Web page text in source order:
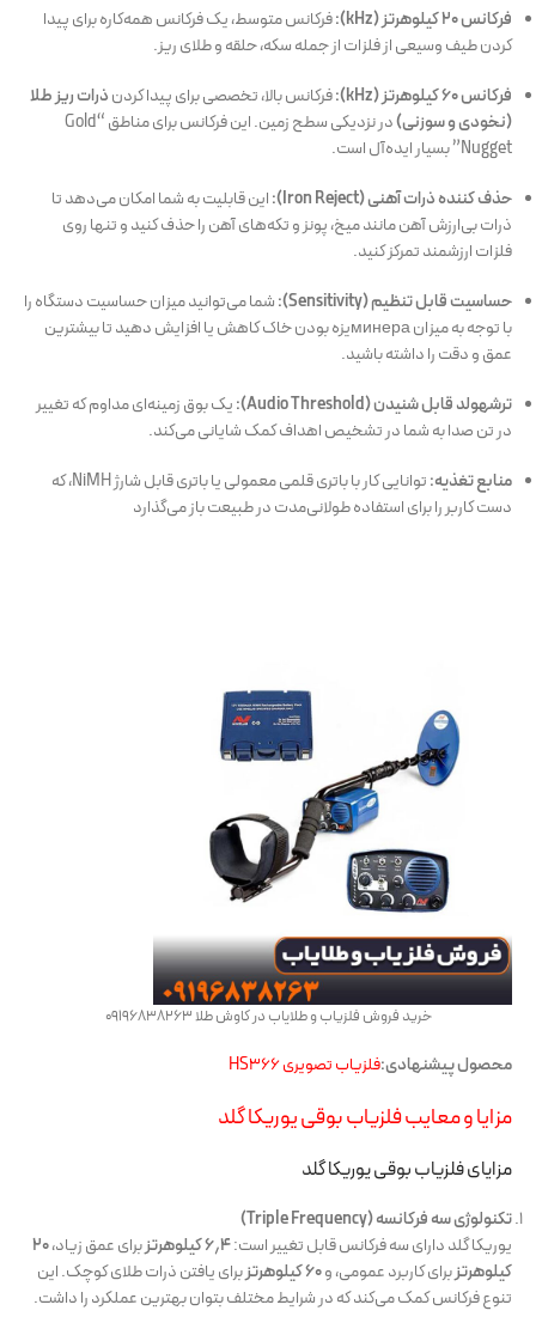
فرکانس ۲۰ کیلوهرتز (kHz):
فرکانس متوسط، یک فرکانس همه‌کاره برای پیدا
کردن طیف وسیعی از فلزات از جمله سکه، حلقه و طلای ریز.
فرکانس ۶۰ کیلوهرتز (kHz):
فرکانس بالا، تخصصی برای پیدا کردنذرات ریز طلا
(نخودی و سوزنی)
در نزدیکی سطح زمین. این فرکانس برای مناطق “Gold
Nugget” بسیار ایده‌آل است.
حذف کننده ذرات آهنی (Iron Reject):
این قابلیت به شما امکان می‌دهد تا
ذرات بی‌ارزش آهن مانند میخ، پونز و تکه‌های آهن را حذف کنید و تنها روی
فلزات ارزشمند تمرکز کنید.
حساسیت قابل تنظیم (Sensitivity):
شما می‌توانید میزان حساسیت دستگاه را
با توجه به میزان минераیزه بودن خاک کاهش یا افزایش دهید تا بیشترین
عمق و دقت را داشته باشید.
ترشهولد قابل شنیدن (Audio Threshold):
یک بوق زمینه‌ای مداوم که تغییر
در تن صدا به شما در تشخیص اهداف کمک شایانی می‌کند.
منابع تغذیه:
توانایی کار با باتری قلمی معمولی یا باتری قابل شارژ NiMH، که
دست کاربر را برای استفاده طولانی‌مدت در طبیعت باز می‌گذارد
خرید فروش فلزیاب و طلایاب در کاوش طلا 09196838263
محصول پیشنهادی:فلزیاب تصویری HS366
مزایا و معایب فلزیاب بوقی یوریکا گلد
مزایای فلزیاب بوقی یوریکا گلد
تکنولوژی سه فرکانسه (Triple Frequency)
یوریکا گلد دارای سه فرکانس قابل تغییر است:۶٫۴ کیلوهرتز برای عمق زیاد،۲۰
کیلوهرتزبرای کاربرد عمومی، و۶۰ کیلوهرتز
برای یافتن ذرات طلای کوچک. این
تنوع فرکانس کمک می‌کند که در شرایط مختلف بتوان بهترین عملکرد را داشت.